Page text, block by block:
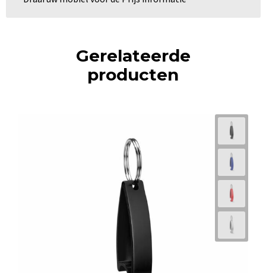
Gerelateerde
producten